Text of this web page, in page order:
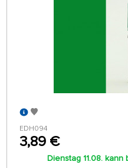
EDH094
3,89 €
Dienstag 11.08.